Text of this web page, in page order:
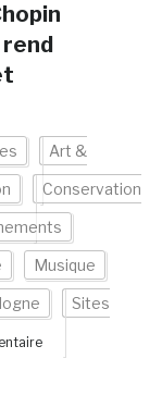
Art &
Conservation
Musique
Sites